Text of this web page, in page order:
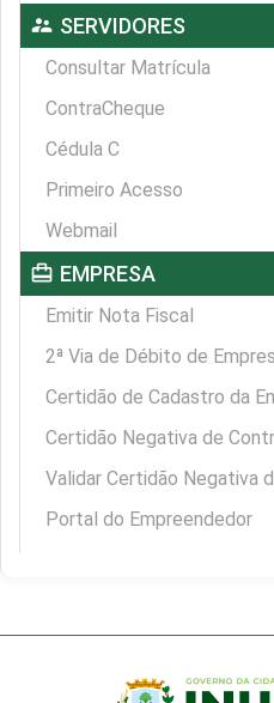
supervisor_account SERVIDORES
Consultar Matrícula
ContraCheque
Cédula C
Primeiro Acesso
Webmail
card_travel EMPRESA
Emitir Nota Fiscal
2ª Via de Débito de
Certidão de Cadastro da
Certidão Negativa de
Validar Certidão Negativa
Portal do Empreendedor